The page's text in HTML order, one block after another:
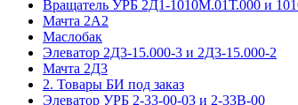
Вращатель УРБ 2Д1-1010М.01Т.000 и
Мачта 2А2
Маслобак
Элеватор 2Д3-15.000-3 и 2Д3-15.000-2
Мачта 2Д3
2. Товары БИ под заказ
Элеватор УРБ 2-33-00-03 и 2-33В-00